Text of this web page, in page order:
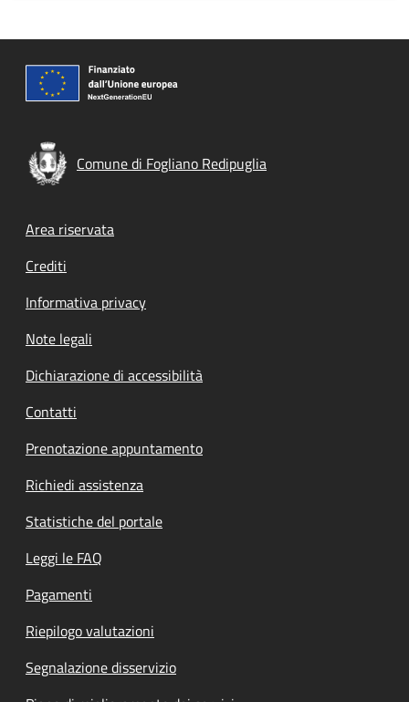
Comune di Fogliano Redipuglia
Footer menu
Area riservata
Crediti
Informativa privacy
Note legali
Dichiarazione di accessibilità
Contatti
Prenotazione appuntamento
Richiedi assistenza
Statistiche del portale
Leggi le FAQ
Pagamenti
Riepilogo valutazioni
Segnalazione disservizio